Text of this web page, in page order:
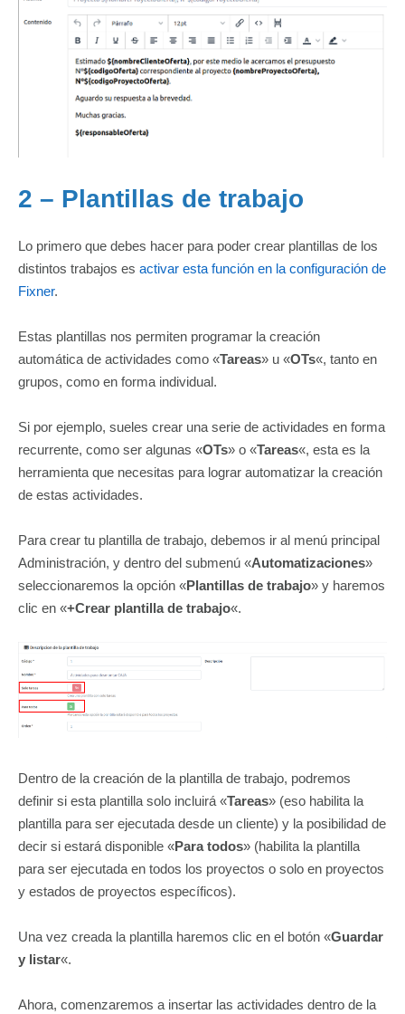
2 – Plantillas de trabajo
Lo primero que debes hacer para poder crear plantillas de los
distintos trabajos es activar esta función en la configuración de
Fixner.
Estas plantillas nos permiten programar la creación
automática de actividades como «Tareas» u «OTs«, tanto en
grupos, como en forma individual.
Si por ejemplo, sueles crear una serie de actividades en forma
recurrente, como ser algunas «OTs» o «Tareas«, esta es la
herramienta que necesitas para lograr automatizar la creación
de estas actividades.
Para crear tu plantilla de trabajo, debemos ir al menú principal
Administración, y dentro del submenú «Automatizaciones»
seleccionaremos la opción «Plantillas de trabajo» y haremos
clic en «+Crear plantilla de trabajo«.
Dentro de la creación de la plantilla de trabajo, podremos
definir si esta plantilla solo incluirá «Tareas» (eso habilita la
plantilla para ser ejecutada desde un cliente) y la posibilidad de
decir si estará disponible «Para todos» (habilita la plantilla
para ser ejecutada en todos los proyectos o solo en proyectos
y estados de proyectos específicos).
Una vez creada la plantilla haremos clic en el botón «Guardar
y listar«.
Ahora, comenzaremos a insertar las actividades dentro de la